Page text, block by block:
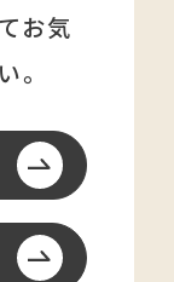
お気
。